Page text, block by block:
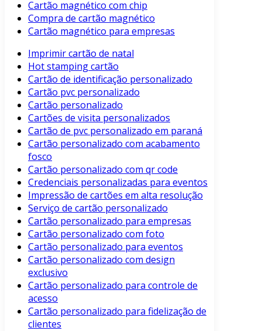
Cartão magnético com chip
Compra de cartão magnético
Cartão magnético para empresas
Imprimir cartão de natal
Hot stamping cartão
Cartão de identificação personalizado
Cartão pvc personalizado
Cartão personalizado
Cartões de visita personalizados
Cartão de pvc personalizado em paraná
Cartão personalizado com acabamento
fosco
Cartão personalizado com qr code
Credenciais personalizadas para eventos
Impressão de cartões em alta resolução
Serviço de cartão personalizado
Cartão personalizado para empresas
Cartão personalizado com foto
Cartão personalizado para eventos
Cartão personalizado com design
exclusivo
Cartão personalizado para controle de
acesso
Cartão personalizado para fidelização de
clientes